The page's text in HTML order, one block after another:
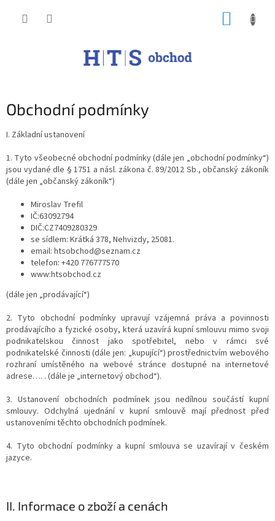
Obchodní podmínky
I. Základní ustanovení
1. Tyto všeobecné obchodní podmínky (dále jen „obchodní podmínky“)
jsou vydané dle § 1751 a násl. zákona č. 89/2012 Sb., občanský zákoník
(dále jen „občanský zákoník“)
Miroslav Trefil
IČ:63092794
DIČ:CZ7409280329
se sídlem: Krátká 378, Nehvizdy, 25081.
email: htsobchod@seznam.cz
telefon: +420 776777570
www:htsobchod.cz
(dále jen „prodávající“)
2. Tyto obchodní podmínky upravují vzájemná práva a povinnosti
prodávajícího a fyzické osoby, která uzavírá kupní smlouvu mimo svoji
podnikatelskou činnost jako spotřebitel, nebo v rámci své
podnikatelské činnosti (dále jen: „kupující“) prostřednictvím webového
rozhraní umístěného na webové stránce dostupné na internetové
adrese…. . (dále je „internetový obchod“).
3. Ustanovení obchodních podmínek jsou nedílnou součástí kupní
smlouvy. Odchylná ujednání v kupní smlouvě mají přednost před
ustanoveními těchto obchodních podmínek.
4. Tyto obchodní podmínky a kupní smlouva se uzavírají v českém
jazyce.
II. Informace o zboží a cenách